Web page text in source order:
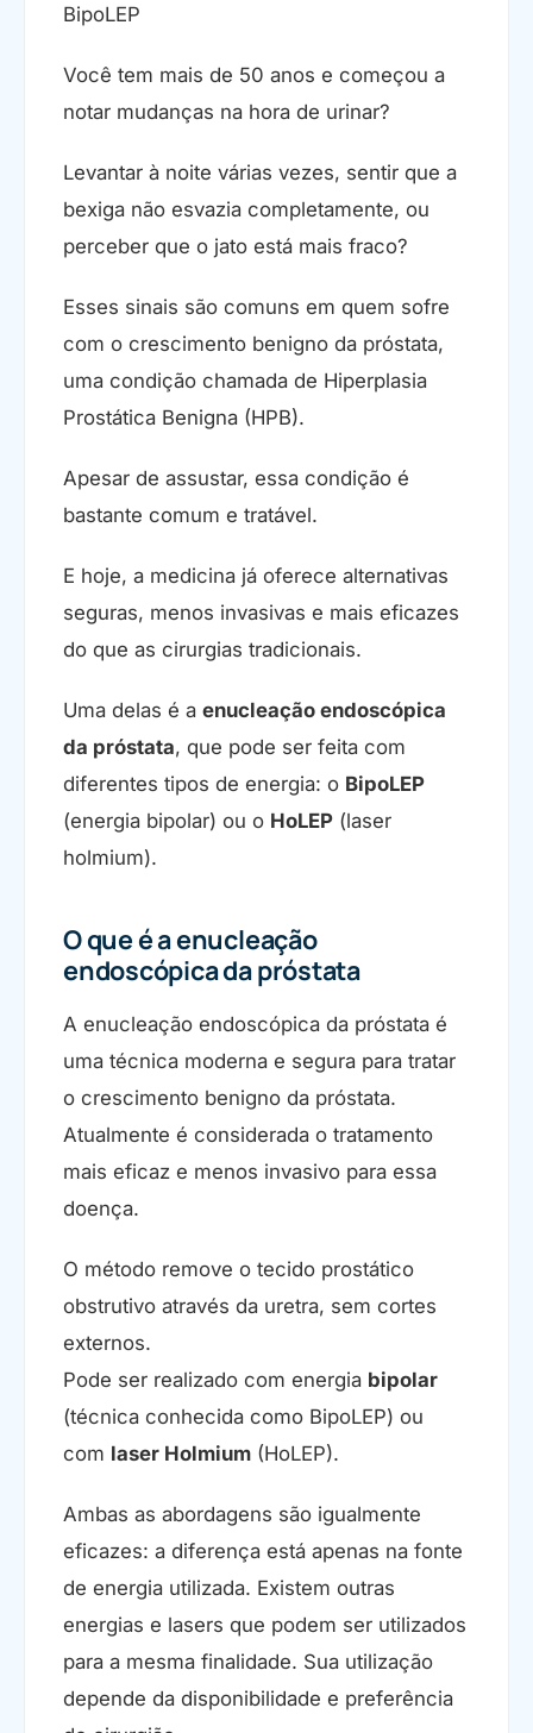
BipoLEP
Você tem mais de 50 anos e começou a
notar mudanças na hora de urinar?
Levantar à noite várias vezes, sentir que a
bexiga não esvazia completamente, ou
perceber que o jato está mais fraco?
Esses sinais são comuns em quem sofre
com o crescimento benigno da próstata,
uma condição chamada de Hiperplasia
Prostática Benigna (HPB).
Apesar de assustar, essa condição é
bastante comum e tratável.
E hoje, a medicina já oferece alternativas
seguras, menos invasivas e mais eficazes
do que as cirurgias tradicionais.
Uma delas é a enucleação endoscópica
da próstata, que pode ser feita com
diferentes tipos de energia: o BipoLEP
(energia bipolar) ou o HoLEP (laser
holmium).
O que é a enucleação
endoscópica da próstata
A enucleação endoscópica da próstata é
uma técnica moderna e segura para tratar
o crescimento benigno da próstata.
Atualmente é considerada o tratamento
mais eficaz e menos invasivo para essa
doença.
O método remove o tecido prostático
obstrutivo através da uretra, sem cortes
externos.
Pode ser realizado com energia bipolar
(técnica conhecida como BipoLEP) ou
com laser Holmium (HoLEP).
Ambas as abordagens são igualmente
eficazes: a diferença está apenas na fonte
de energia utilizada. Existem outras
energias e lasers que podem ser utilizados
para a mesma finalidade. Sua utilização
depende da disponibilidade e preferência